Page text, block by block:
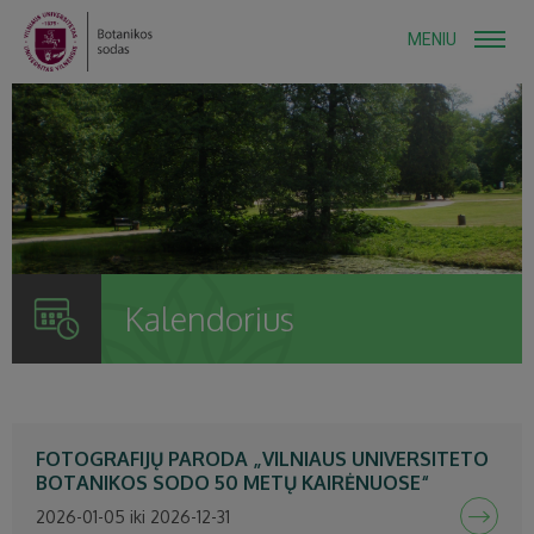
MENIU
Kalendorius
FOTOGRAFIJŲ PARODA „VILNIAUS UNIVERSITETO
BOTANIKOS SODO 50 METŲ KAIRĖNUOSE“
2026-01-05 iki 2026-12-31